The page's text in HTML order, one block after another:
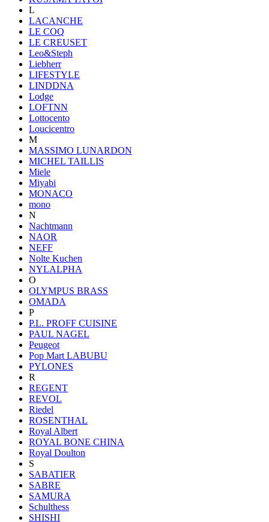
L
LACANCHE
LE COQ
LE CREUSET
Leo&Steph
Liebherr
LIFESTYLE
LINDDNA
Lodge
LOFTNN
Lottocento
Loucicentro
M
MASSIMO LUNARDON
MICHEL TAILLIS
Miele
Miyabi
MONACO
mono
N
Nachtmann
NAOR
NEFF
Nolte Kuchen
NYLALPHA
O
OLYMPUS BRASS
OMADA
P
P.L. PROFF CUISINE
PAUL NAGEL
Peugeot
Pop Mart LABUBU
PYLONES
R
REGENT
REVOL
Riedel
ROSENTHAL
Royal Albert
ROYAL BONE CHINA
Royal Doulton
S
SABATIER
SABRE
SAMURA
Schulthess
SHISHI